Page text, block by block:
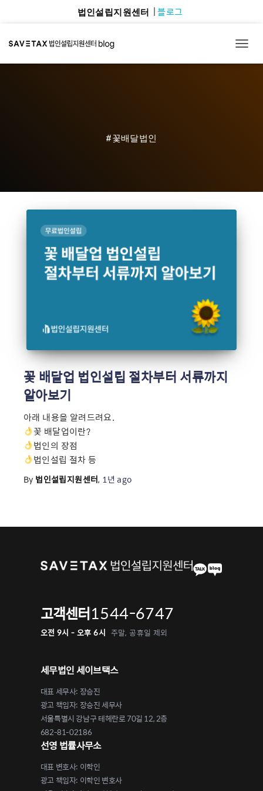
법인설립지원센터 블로그
#꽃배달법인
꽃 배달업 법인설립 절차부터 서류까지
알아보기
아래 내용을 알려드려요.
꽃 배달업이란?
법인의 장점
법인설립 절차 등
By 법인설립지원센터, 1년 ago
고객센터1544-6747
오전 9시 - 오후 6시 주말, 공휴일 제외
세무법인 세이브택스
대표 세무사: 장승진
광고 책임자: 장승진 세무사
서울특별시 강남구 테헤란로 70길 12, 2층
682-81-02186
선영 법률사무소
대표 변호사: 이학인
광고 책임자: 이학인 변호사